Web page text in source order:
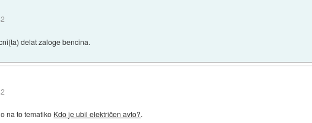
delat zaloge bencina.
na to tematiko Kdo je ubil električen avto?.